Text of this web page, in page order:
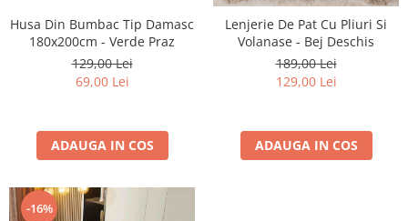
Husa Din Bumbac Tip Damasc
180x200cm - Verde Praz
129,00 Lei
69,00 Lei
ADAUGA IN COS
Lenjerie De Pat Cu Pliuri Si
Volanase - Bej Deschis
189,00 Lei
129,00 Lei
ADAUGA IN COS
-16%